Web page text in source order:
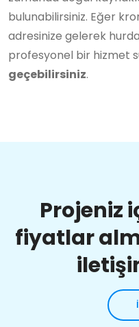
bulunabilirsiniz. Eğer
adresinize gelerek
profesyonel bir hizmet
geçebilirsiniz.
Projeniz
fiyatlar